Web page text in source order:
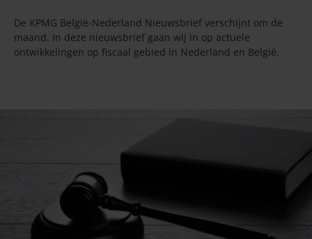
De KPMG België-Nederland Nieuwsbrief verschijnt om de
maand. In deze nieuwsbrief gaan wij in op actuele
ontwikkelingen op fiscaal gebied in Nederland en België.